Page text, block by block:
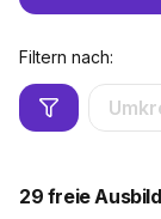
Filtern nach:
29 freie